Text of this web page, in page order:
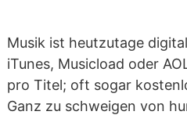
Musik ist heutzutage
iTunes, Musicload oder
pro Titel; oft sogar
Ganz zu schweigen von